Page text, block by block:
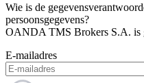
Wie is de
persoonsgegevens?
OANDA TMS Brokers S.A. is
E-mailadres